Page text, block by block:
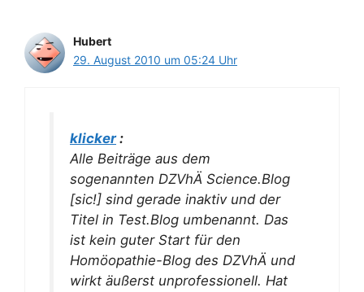
Hubert
29. August 2010 um 05:24 Uhr
klicker:
Alle Beiträge aus dem
sogenannten DZVhÄ Science.Blog
[sic!] sind gerade inaktiv und der
Titel in Test.Blog umbenannt. Das
ist kein guter Start für den
Homöopathie-Blog des DZVhÄ und
wirkt äußerst unprofessionell. Hat